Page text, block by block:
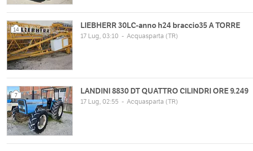
14 LIEBHERR 30LC-anno h24 braccio35 A TORRE
17 Lug, 03:10 - Acquasparta (TR)
7 LANDINI 8830 DT QUATTRO CILINDRI ORE 9.249
17 Lug, 02:55 - Acquasparta (TR)